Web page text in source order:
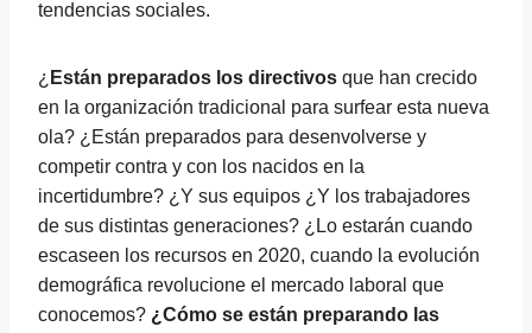
tendencias sociales.
¿ Están preparados los directivos que han crecido
en la organización tradicional para surfear esta nueva
ola? ¿Están preparados para desenvolverse y
competir contra y con los nacidos en la
incertidumbre? ¿Y sus equipos ¿Y los trabajadores
de sus distintas generaciones? ¿Lo estarán cuando
escaseen los recursos en 2020, cuando la evolución
demográfica revolucione el mercado laboral que
conocemos? ¿Cómo se están preparando las